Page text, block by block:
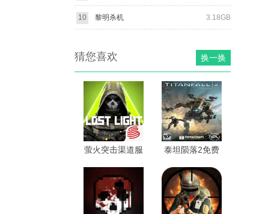
10 3.18GB
黎明杀机
换一换
猜您喜欢
萤火突击渠道服
泰坦陨落2免费